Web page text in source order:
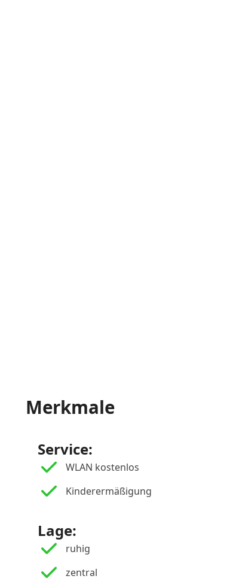
Merkmale
Service:
WLAN kostenlos
Kinderermäßigung
Lage:
ruhig
zentral